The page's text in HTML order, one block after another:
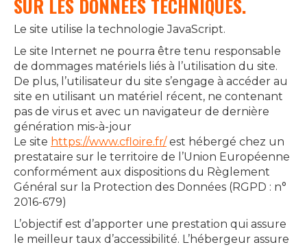
SUR LES DONNÉES TECHNIQUES.
Le site utilise la technologie JavaScript.
Le site Internet ne pourra être tenu responsable
de dommages matériels liés à l’utilisation du site.
De plus, l’utilisateur du site s’engage à accéder au
site en utilisant un matériel récent, ne contenant
pas de virus et avec un navigateur de dernière
génération mis-à-jour
Le site https://www.cfloire.fr/est hébergé chez un
prestataire sur le territoire de l’Union Européenne
conformément aux dispositions du Règlement
Général sur la Protection des Données (RGPD : n°
2016-679)
L’objectif est d’apporter une prestation qui assure
le meilleur taux d’accessibilité. L’hébergeur assure